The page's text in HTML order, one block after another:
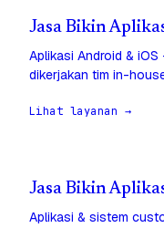
Jasa Bikin
Aplikasi Android &
dikerjakan tim in-
Lihat layanan →
Jasa Bikin
Aplikasi & sistem